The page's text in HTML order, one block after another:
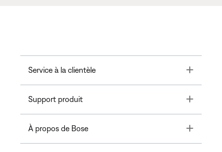
Service à la clientèle Toggle
Support produit Toggle
À propos de Bose Toggle